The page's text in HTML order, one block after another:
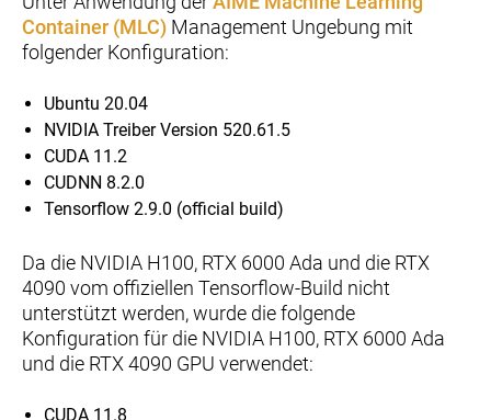
Container (MLC) Management Ungebung mit
folgender Konfiguration:
Ubuntu 20.04
NVIDIA Treiber Version 520.61.5
CUDA 11.2
CUDNN 8.2.0
Tensorflow 2.9.0 (official build)
Da die NVIDIA H100, RTX 6000 Ada und die RTX
4090 vom offiziellen Tensorflow-Build nicht
unterstützt werden, wurde die folgende
Konfiguration für die NVIDIA H100, RTX 6000 Ada
und die RTX 4090 GPU verwendet:
CUDA 11.8